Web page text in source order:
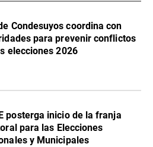
Condesuyos coordina con
para prevenir conflictos
elecciones 2026
posterga inicio de la franja
para las Elecciones
y Municipales